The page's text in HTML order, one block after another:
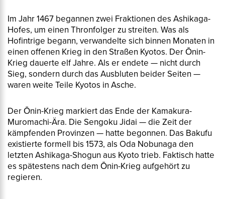
Im Jahr 1467 begannen zwei Fraktionen des Ashikaga-
Hofes, um einen Thronfolger zu streiten. Was als
Hofintrige begann, verwandelte sich binnen Monaten in
einen offenen Krieg in den Straßen Kyotos. Der Ōnin-
Krieg dauerte elf Jahre. Als er endete — nicht durch
Sieg, sondern durch das Ausbluten beider Seiten —
waren weite Teile Kyotos in Asche.
Der Ōnin-Krieg markiert das Ende der Kamakura-
Muromachi-Ära. Die Sengoku Jidai — die Zeit der
kämpfenden Provinzen — hatte begonnen. Das Bakufu
existierte formell bis 1573, als Oda Nobunaga den
letzten Ashikaga-Shogun aus Kyoto trieb. Faktisch hatte
es spätestens nach dem Ōnin-Krieg aufgehört zu
regieren.